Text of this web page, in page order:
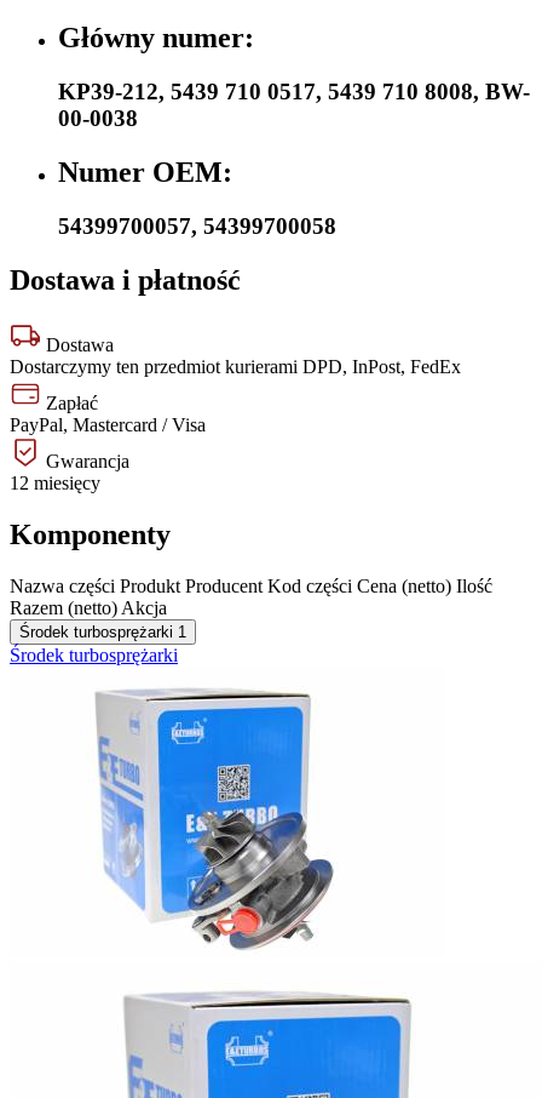
Główny numer:
KP39-212, 5439 710 0517, 5439 710 8008, BW-
00-0038
Numer OEM:
54399700057, 54399700058
Dostawa i płatność
Dostawa
Dostarczymy ten przedmiot kurierami DPD, InPost, FedEx
Zapłać
PayPal, Mastercard / Visa
Gwarancja
12 miesięcy
Komponenty
Nazwa części Produkt Producent Kod części Cena (netto) Ilość
Razem (netto) Akcja
Środek turbosprężarki 1
Środek turbosprężarki